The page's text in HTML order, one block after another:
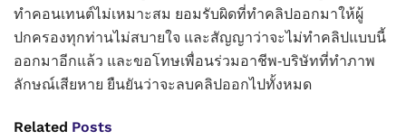
ทำคอนเทนต์ไม่เหมาะสม ยอมรับผิดที่ทำคลิปออกมาให้ผู้
ปกครองทุกท่านไม่สบายใจ และสัญญาว่าจะไม่ทำคลิปแบบนี้
ออกมาอีกแล้ว และขอโทษเพื่อนร่วมอาชีพ-บริษัทที่ทำภาพ
ลักษณ์เสียหาย ยืนยันว่าจะลบคลิปออกไปทั้งหมด
Related Posts